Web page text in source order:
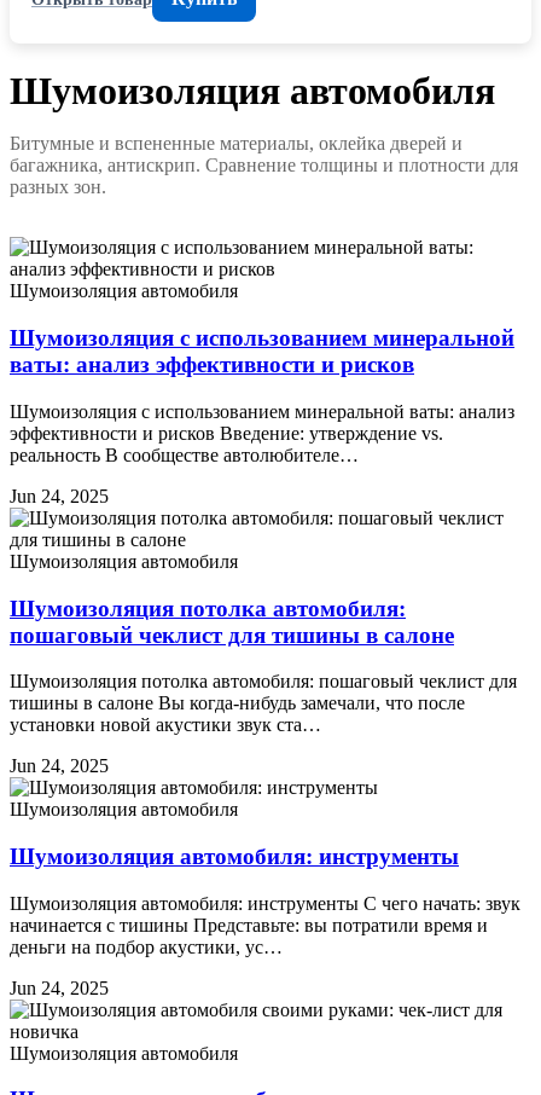
Шумоизоляция автомобиля
Битумные и вспененные материалы, оклейка дверей и
багажника, антискрип. Сравнение толщины и плотности для
разных зон.
Шумоизоляция автомобиля
Шумоизоляция с использованием минеральной
ваты: анализ эффективности и рисков
Шумоизоляция с использованием минеральной ваты: анализ
эффективности и рисков Введение: утверждение vs.
реальность В сообществе автолюбителе…
Jun 24, 2025
Шумоизоляция автомобиля
Шумоизоляция потолка автомобиля:
пошаговый чеклист для тишины в салоне
Шумоизоляция потолка автомобиля: пошаговый чеклист для
тишины в салоне Вы когда-нибудь замечали, что после
установки новой акустики звук ста…
Jun 24, 2025
Шумоизоляция автомобиля
Шумоизоляция автомобиля: инструменты
Шумоизоляция автомобиля: инструменты С чего начать: звук
начинается с тишины Представьте: вы потратили время и
деньги на подбор акустики, ус…
Jun 24, 2025
Шумоизоляция автомобиля